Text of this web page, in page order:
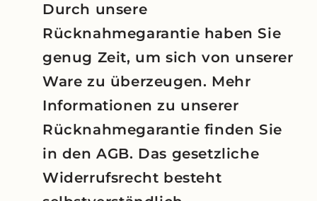
Durch unsere
Rücknahmegarantie haben Sie
genug Zeit, um sich von unserer
Ware zu überzeugen. Mehr
Informationen zu unserer
Rücknahmegarantie finden Sie
in den AGB. Das gesetzliche
Widerrufsrecht besteht